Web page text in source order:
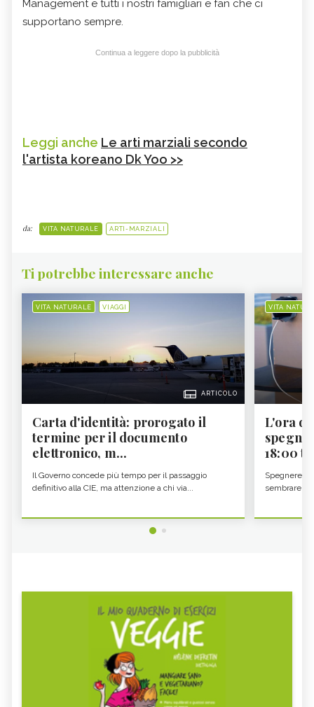
Management e tutti i nostri famigliari e fan che ci
supportano sempre.
Continua a leggere dopo la pubblicità
Leggi anche Le arti marziali secondo
l'artista koreano Dk Yoo >>
da: VITA NATURALE ARTI-MARZIALI
Ti potrebbe interessare anche
VITA NATURALE VIAGGI
ARTICOLO
Carta d'identità: prorogato il
termine per il documento
elettronico, m...
Il Governo concede più tempo per il passaggio
definitivo alla CIE, ma attenzione a chi via...
VITA
L'ora
18:00 ti
Spegnere lo
sembrare